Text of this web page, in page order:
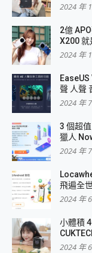
2024 年
2億
X200 就
2024 年
聲 人聲
2024 年
3 個超
獵人
2024 年
飛遍全
2024 年
小體積
2024 年